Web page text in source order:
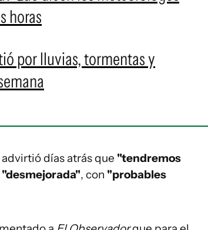
horas
por lluvias, tormentas y
días atrás que "tendremos
"desmejorada", con "probables